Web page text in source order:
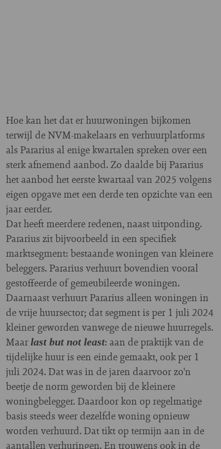
Hoe kan het dat er huurwoningen bijkomen
terwijl de NVM-makelaars en verhuurplatforms
als Pararius al enige kwartalen spreken over een
sterk afnemend aanbod. Zo daalde bij Pararius
het aanbod het eerste kwartaal van 2025 volgens
eigen opgave met een derde ten opzichte van een
jaar eerder.
Dat heeft meerdere redenen, naast uitponding.
Pararius zit bijvoorbeeld in een specifiek
marktsegment: bestaande woningen van kleinere
beleggers. Pararius verhuurt bovendien vooral
gestoffeerde of gemeubileerde woningen.
Daarnaast verhuurt Pararius alleen woningen in
de vrije huursector; dat segment is per 1 juli 2024
kleiner geworden vanwege de nieuwe huurregels.
Maarlast but not least: aan de praktijk van de
tijdelijke huur is een einde gemaakt, ook per 1
juli 2024. Dat was in de jaren daarvoor zo'n
beetje de norm geworden bij de kleinere
woningbelegger. Daardoor kon op regelmatige
basis steeds weer dezelfde woning opnieuw
worden verhuurd. Dat tikt op termijn aan in de
aantallen verhuringen. En trouwens ook in de